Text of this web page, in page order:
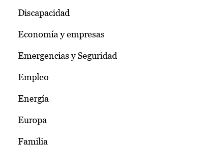
Discapacidad
Economía y empresas
Emergencias y Seguridad
Empleo
Energía
Europa
Familia